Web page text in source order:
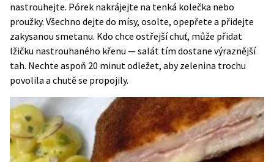
nastrouhejte. Pórek nakrájejte na tenká kolečka nebo
proužky. Všechno dejte do mísy, osolte, opepřete a přidejte
zakysanou smetanu. Kdo chce ostřejší chuť, může přidat
lžičku nastrouhaného křenu — salát tím dostane výraznější
tah. Nechte aspoň 20 minut odležet, aby zelenina trochu
povolila a chutě se propojily.